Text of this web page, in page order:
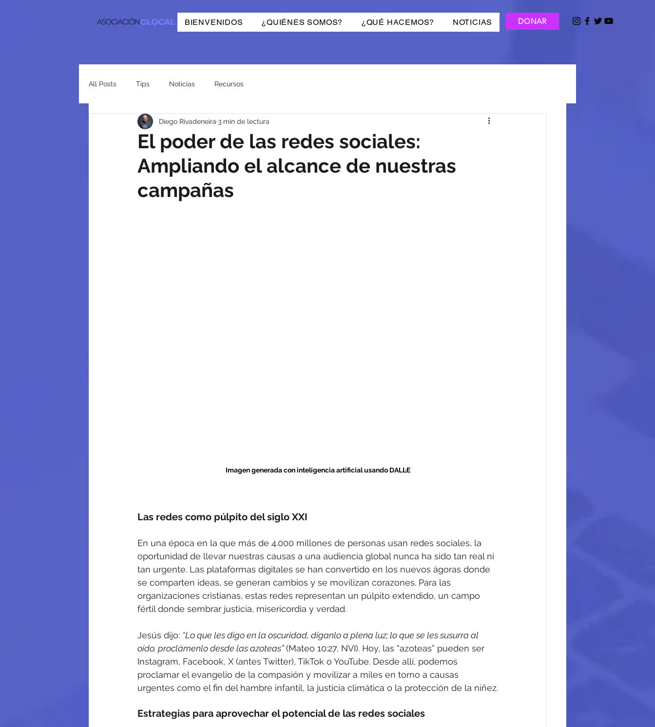
BIENVENIDOS ¿QUIÉNES SOMOS? ¿QUÉ HACEMOS? NOTICIAS DONAR
All Posts Tips Noticias Recursos
El poder de las redes sociales:
Ampliando el alcance de nuestras
campañas
Diego Rivadeneira 3 min de lectura
Imagen generada con inteligencia artificial usando DALL·E
Las redes como púlpito del siglo XXI
En una época en la que más de 4.000 millones de personas usan redes sociales, la
oportunidad de llevar nuestras causas a una audiencia global nunca ha sido tan real ni
tan urgente. Las plataformas digitales se han convertido en los nuevos ágoras donde
se comparten ideas, se generan cambios y se movilizan corazones. Para las
organizaciones cristianas, estas redes representan un púlpito extendido, un campo
fértil donde sembrar justicia, misericordia y verdad.
Jesús dijo: “Lo que les digo en la oscuridad, díganlo a plena luz; lo que se les susurra al
oído, proclámenlo desde las azoteas” (Mateo 10:27, NVI). Hoy, las “azoteas” pueden ser
Instagram, Facebook, X (antes Twitter), TikTok o YouTube. Desde allí, podemos
proclamar el evangelio de la compasión y movilizar a miles en torno a causas
urgentes como el fin del hambre infantil, la justicia climática o la protección de la niñez.
Estrategias para aprovechar el potencial de las redes sociales